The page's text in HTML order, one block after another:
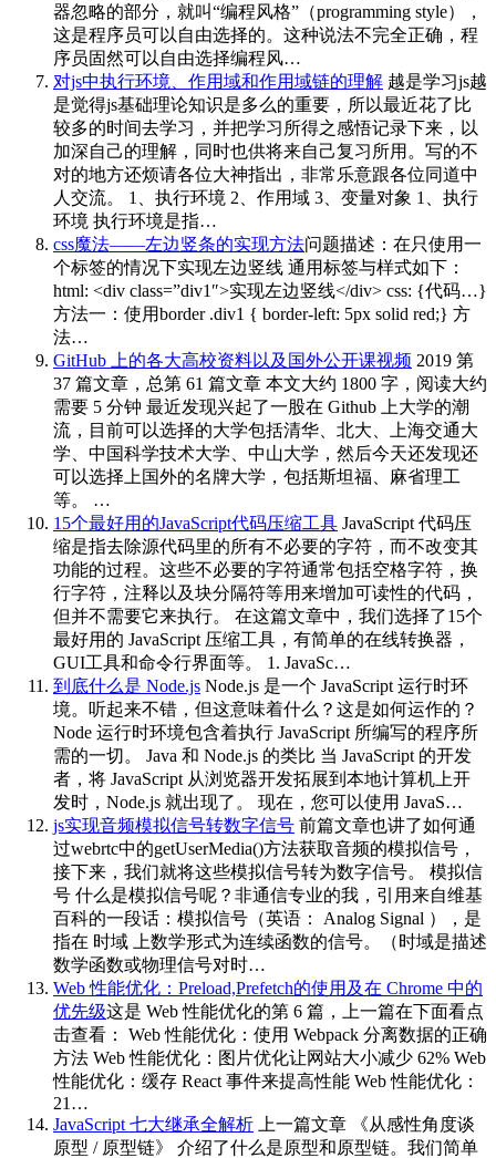
器忽略的部分，就叫“编程风格”（programming style），
这是程序员可以自由选择的。这种说法不完全正确，程
序员固然可以自由选择编程风…
对js中执行环境、作用域和作用域链的理解 越是学习js越
是觉得js基础理论知识是多么的重要，所以最近花了比
较多的时间去学习，并把学习所得之感悟记录下来，以
加深自己的理解，同时也供将来自己复习所用。写的不
对的地方还烦请各位大神指出，非常乐意跟各位同道中
人交流。 1、执行环境 2、作用域 3、变量对象 1、执行
环境 执行环境是指…
css魔法——左边竖条的实现方法问题描述：在只使用一
个标签的情况下实现左边竖线 通用标签与样式如下：
html: <div class=”div1″>实现左边竖线</div> css: {代码…}
方法一：使用border .div1 { border-left: 5px solid red;} 方
法…
GitHub 上的各大高校资料以及国外公开课视频 2019 第
37 篇文章，总第 61 篇文章 本文大约 1800 字，阅读大约
需要 5 分钟 最近发现兴起了一股在 Github 上大学的潮
流，目前可以选择的大学包括清华、北大、上海交通大
学、中国科学技术大学、中山大学，然后今天还发现还
可以选择上国外的名牌大学，包括斯坦福、麻省理工
等。 …
15个最好用的JavaScript代码压缩工具 JavaScript 代码压
缩是指去除源代码里的所有不必要的字符，而不改变其
功能的过程。这些不必要的字符通常包括空格字符，换
行字符，注释以及块分隔符等用来增加可读性的代码，
但并不需要它来执行。 在这篇文章中，我们选择了15个
最好用的 JavaScript 压缩工具，有简单的在线转换器，
GUI工具和命令行界面等。 1. JavaSc…
到底什么是 Node.js Node.js 是一个 JavaScript 运行时环
境。听起来不错，但这意味着什么？这是如何运作的？
Node 运行时环境包含着执行 JavaScript 所编写的程序所
需的一切。 Java 和 Node.js 的类比 当 JavaScript 的开发
者，将 JavaScript 从浏览器开发拓展到本地计算机上开
发时，Node.js 就出现了。 现在，您可以使用 JavaS…
js实现音频模拟信号转数字信号 前篇文章也讲了如何通
过webrtc中的getUserMedia()方法获取音频的模拟信号，
接下来，我们就将这些模拟信号转为数字信号。 模拟信
号 什么是模拟信号呢？非通信专业的我，引用来自维基
百科的一段话：模拟信号（英语： Analog Signal ），是
指在 时域 上数学形式为连续函数的信号。（时域是描述
数学函数或物理信号对时…
Web 性能优化：Preload,Prefetch的使用及在 Chrome 中的
优先级这是 Web 性能优化的第 6 篇，上一篇在下面看点
击查看： Web 性能优化：使用 Webpack 分离数据的正确
方法 Web 性能优化：图片优化让网站大小减少 62% Web
性能优化：缓存 React 事件来提高性能 Web 性能优化：
21…
JavaScript 七大继承全解析 上一篇文章 《从感性角度谈
原型 / 原型链》 介绍了什么是原型和原型链。我们简单